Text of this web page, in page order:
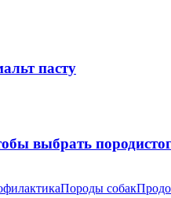
пасту
выбрать
Породы собак